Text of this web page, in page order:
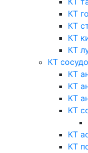
КТ
КТ
КТ
КТ
КТ
КТ
КТ
КТ
КТ
КТ
КТ